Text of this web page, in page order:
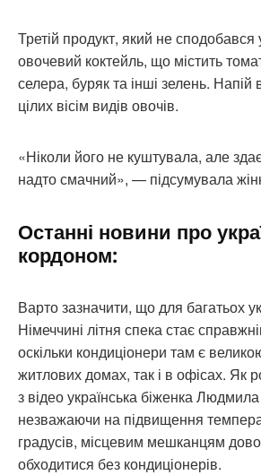
Третій продукт, який не сподобався
овочевий коктейль, що містить
селера, буряк та інші зелень.
цілих вісім видів овочів.
«Ніколи його не куштувала, але
надто смачний», — підсумувала
Останні новини про
кордоном:
Варто зазначити, що для багатьох
Німеччині літня спека стає
оскільки кондиціонери там є
житлових домах, так і в офісах. Як
з відео українська біженка
незважаючи на підвищення
градусів, місцевим мешканцям
обходитися без кондиціонерів.